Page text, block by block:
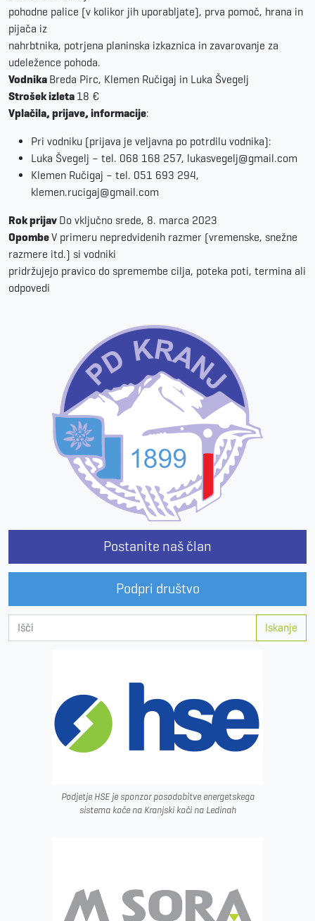
pohodne palice (v kolikor jih uporabljate), prva pomoč, hrana in
pijača iz
nahrbtnika, potrjena planinska izkaznica in zavarovanje za
udeležence pohoda.
Vodnika Breda Pirc, Klemen Ručigaj in Luka Švegelj
Strošek izleta 18 €
Vplačila, prijave, informacije:
Pri vodniku (prijava je veljavna po potrdilu vodnika):
Luka Švegelj – tel. 068 168 257, lukasvegelj@gmail.com
Klemen Ručigaj – tel. 051 693 294,
klemen.rucigaj@gmail.com
Rok prijav Do vključno srede, 8. marca 2023
OpombeV primeru nepredvidenih razmer (vremenske, snežne
razmere itd.) si vodniki
pridržujejo pravico do spremembe cilja, poteka poti, termina ali
odpovedi
Postanite naš član
Podpri društvo
Iskanje
Podjetje HSE je sponzor posodobitve energetskega
sistema koče na Kranjski koči na Ledinah